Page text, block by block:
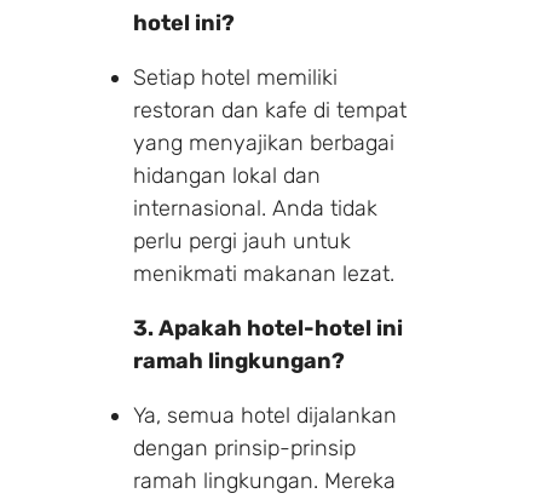
hotel ini?
Setiap hotel memiliki
restoran dan kafe di tempat
yang menyajikan berbagai
hidangan lokal dan
internasional. Anda tidak
perlu pergi jauh untuk
menikmati makanan lezat.
3. Apakah hotel-hotel ini
ramah lingkungan?
Ya, semua hotel dijalankan
dengan prinsip-prinsip
ramah lingkungan. Mereka